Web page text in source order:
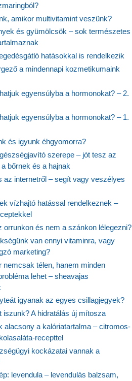
amikor multivitamint veszünk?
és gyümölcsök – sok természetes
hatásokkal is rendelkezik
a mindennapi kozmetikumaink
egyensúlyba a hormonokat? – 2.
egyensúlyba a hormonokat? – 1.
és igyunk éhgyomorra?
szerepe – jót tesz az
bőrnek és a hajnak
az internetről – segít vagy veszélyes
vízhajtó hatással rendelkeznek –
orrunkon és nem a szánkon lélegezni?
van ennyi vitaminra, vagy
marketing?
nemcsak télen, hanem minden
lehet – sheavajas
igyanak az egyes csillagjegyek?
iszunk? A hidratálás új mítosza
alacsony a kalóriatartalma – citromos-
recepttel
kockázatai vannak a
levendula – levendulás balzsam,